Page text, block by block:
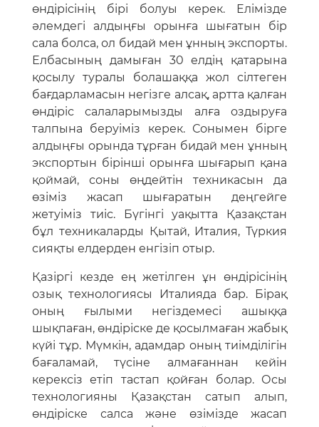
өндірісінің бірі болуы керек. Елімізде
әлемдегі алдыңғы орынға шығатын бір
сала болса, ол бидай мен ұнның экспорты.
Елбасының дамыған 30 елдің қатарына
қосылу туралы болашаққа жол сілтеген
бағдарламасын негізге алсақ, артта қалған
өндіріс салаларымызды алға оздыруға
талпына беруіміз керек. Сонымен бірге
алдыңғы орында тұрған бидай мен ұнның
экспортын бірінші орынға шығарып қана
қоймай, соны өңдейтін техникасын да
өзіміз жасап шығаратын деңгейге
жетуіміз тиіс. Бүгінгі уақытта Қазақстан
бұл техникаларды Қытай, Италия, Түркия
сияқты елдерден енгізіп отыр.
Қазіргі кезде ең жетілген ұн өндірісінің
озық технологиясы Италияда бар. Бірақ
оның ғылыми негіздемесі ашыққа
шықпаған, өндіріске де қосылмаған жабық
күйі тұр. Мүмкін, адамдар оның тиімділігін
бағаламай, түсіне алмағаннан кейін
керексіз етіп тастап қойған болар. Осы
технологияны Қазақстан сатып алып,
өндіріске салса және өзімізде жасап